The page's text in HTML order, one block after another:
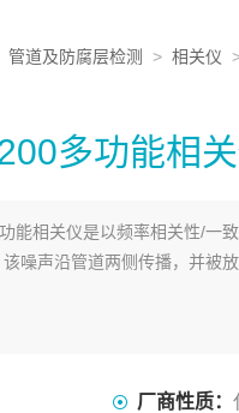
管道及防腐层检测 > 相关仪
多功能相
能相关仪是以频率相关性/一
噪声沿管道两侧传播，并被
厂商性质：